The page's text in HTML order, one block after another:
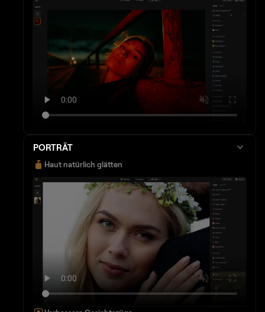
PORTRÄT
Haut natürlich glätten